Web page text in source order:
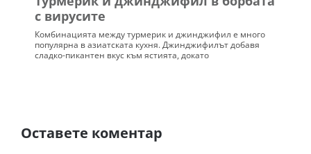
с вирусите
Комбинацията между турмерик и джинджифил е много
популярна в азиатската кухня. Джинджифилът добавя
сладко-пикантен вкус към ястията, докато
Оставете коментар